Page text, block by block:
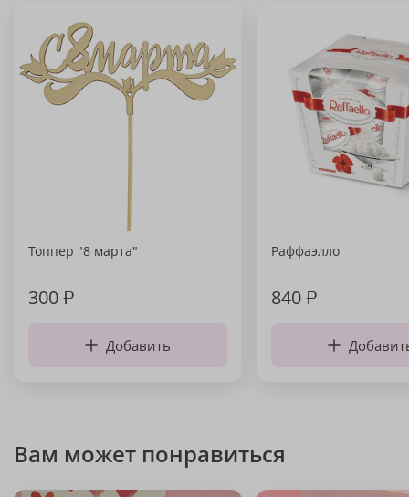
Топпер "8 марта"
300₽
Добавить
Раффаэлло
840₽
Вам может понравиться